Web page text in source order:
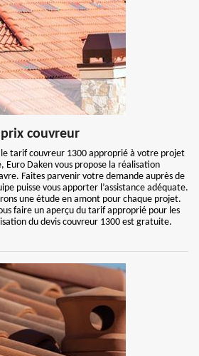
couvreur
tarif couvreur 1300 approprié à votre projet
Daken vous propose la réalisation
Faites parvenir votre demande auprès de
puisse vous apporter l’assistance adéquate.
une étude en amont pour chaque projet.
faire un aperçu du tarif approprié pour les
du devis couvreur 1300 est gratuite.